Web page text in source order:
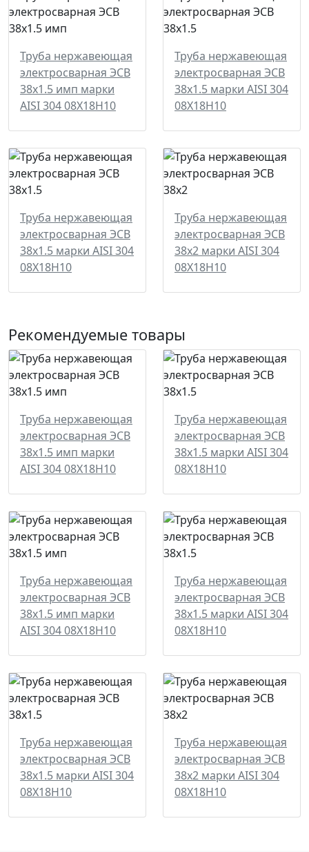
Труба нержавеющая
электросварная ЭСВ
38х1.5 имп марки
AISI 304 08Х18Н10
Труба нержавеющая
электросварная ЭСВ
38х1.5 марки AISI 304
08Х18Н10
Труба нержавеющая
электросварная ЭСВ
38х1.5 марки AISI 304
08Х18Н10
Труба нержавеющая
электросварная ЭСВ
38х2 марки AISI 304
08Х18Н10
Рекомендуемые товары
Труба нержавеющая
электросварная ЭСВ
38х1.5 имп марки
AISI 304 08Х18Н10
Труба нержавеющая
электросварная ЭСВ
38х1.5 марки AISI 304
08Х18Н10
Труба нержавеющая
электросварная ЭСВ
38х1.5 имп марки
AISI 304 08Х18Н10
Труба нержавеющая
электросварная ЭСВ
38х1.5 марки AISI 304
08Х18Н10
Труба нержавеющая
электросварная ЭСВ
38х1.5 марки AISI 304
08Х18Н10
Труба нержавеющая
электросварная ЭСВ
38х2 марки AISI 304
08Х18Н10